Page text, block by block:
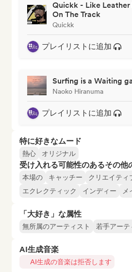
Quickk - Like
On The Track
Quickk
プレイリストに追加
Surfing is a Waiting
Naoko Hiranuma
プレイリストに追加
特に好きなムード
熱心 オリジナル
受け入れる可能性のあるその他
本場の キャッチー クリエイティ
エクレクティック
インディー メ
「大好き」な属性
無所属のアーティスト 若手アーテ
AI生成音楽
AI生成の音楽は拒否します